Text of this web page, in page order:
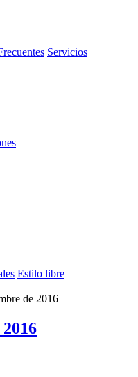
Servicios
Estilo libre
de 2016